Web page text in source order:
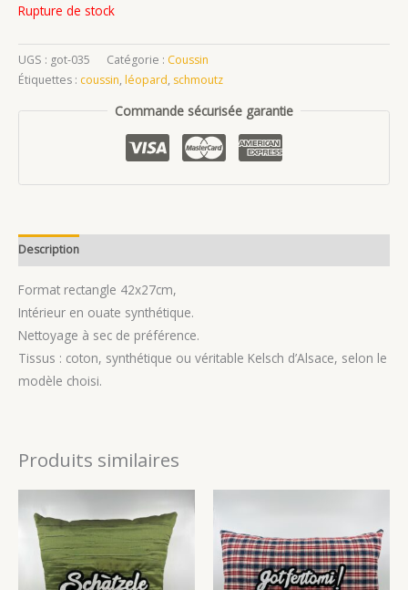
Rupture de stock
UGS : got-035 Catégorie : Coussin
Étiquettes : coussin, léopard, schmoutz
Commande sécurisée garantie
Description
Format rectangle 42x27cm,
Intérieur en ouate synthétique.
Nettoyage à sec de préférence.
Tissus : coton, synthétique ou véritable Kelsch d’Alsace, selon le
modèle choisi.
Produits similaires